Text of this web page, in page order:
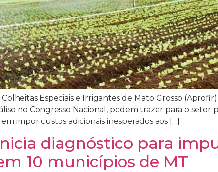
Especiais e Irrigantes de Mato Grosso
no Congresso Nacional, podem trazer para o
impor custos adicionais inesperados aos […]
diagnóstico para
10 municípios de MT